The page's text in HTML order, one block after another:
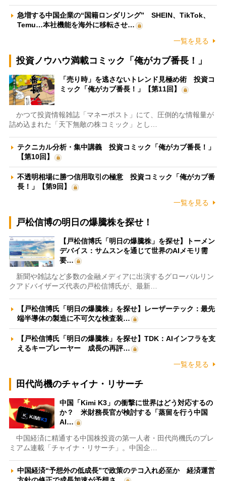
急増する中国企業の“国籍ロンダリング” SHEIN、TikTok、
Temu…本社機能を海外に移転させ…
一覧を見る
投資ノウハウ満載コミック「俺がカブ番長！」
「売り時」を逃さないトレンド見極め術 投資コ
ミック「俺がカブ番長！」【第11回】
かつて投資情報雑誌「マネーポスト」にて、圧倒的な情報量が
詰め込まれた「天下無敵の株コミック」とし…
テクニカル分析・集中講義 投資コミック「俺がカブ番長！」
【第10回】
不透明相場に勝つ信用取引の極意 投資コミック「俺がカブ番
長！」【第9回】
一覧を見る
戸松信博の明日の爆騰株を探せ！
【戸松信博氏「明日の爆騰株」を探せ】トーメン
デバイス：サムスンを通じて世界のAIメモリ需
要…
新聞や雑誌など多数の金融メディアに出演するグローバルリン
クアドバイザーズ代表の戸松信博氏が、最新…
【戸松信博氏「明日の爆騰株」を探せ】レーザーテック：最先
端半導体の製造に不可欠な検査装…
【戸松信博氏「明日の爆騰株」を探せ】TDK：AIインフラを支
えるキープレーヤー 成長の再評…
一覧を見る
田代尚機のチャイナ・リサーチ
中国「Kimi K3」の衝撃に世界はどう対応するの
か？ 米財務長官が検討する「蒸留を行う中国
AI…
中国経済に精通する中国株投資の第一人者・田代尚機氏のプレ
ミアム連載「チャイナ・リサーチ」。中国企…
中国経済“予想外の低成長”で政策のテコ入れ必至か 経済運営